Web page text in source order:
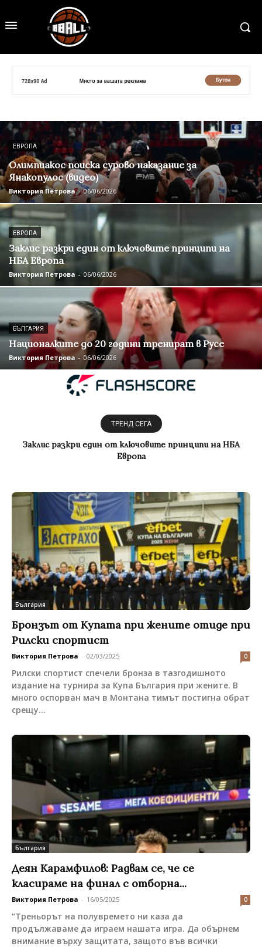
ЕВРОПА
Олимпиакос поиска сурово наказание за
Янакопулос (видео)
Виктория Петрова - 06/06/2026
ЕВРОПА
Заклис разкри един от ключовите принципи на
НБА Европа
Виктория Петрова - 06/06/2026
БЪЛГАРИЯ
Националките до 20 години тренират в Русе
Виктория Петрова - 06/06/2026
ТРЕНД СЕГА
Заклис разкри един от ключовите принципи на НБА
Европа
Националките до 20 години тренират в Русе
България
Бронзът от Купата при жените отиде при
Рилски спортист
Виктория Петрова - 02/03/2025 0
Рилски спортист спечели бронза в тазгодишното
издание на турнира за Купа България при жените. В
много оспорван мач в Монтана тимът постигна обрат
срещу...
България
Деян Карамфилов: Радвам се, че се
класираме на финал с отборна...
Виктория Петрова - 16/05/2025 0
“Треньорът на полувремето ни каза да
продължаваме да играем нашата игра. Да обърнем
внимание върху защитата, защото във всички